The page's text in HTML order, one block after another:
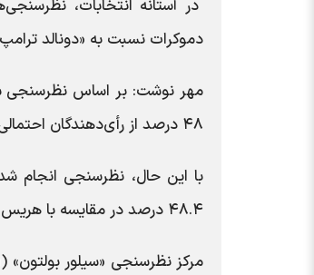
در آستانه انتخابات،
دموکرات نسبت به «دونالد
۴۸ درصد از رأی‌دهندگان احتمالی از او حمایت می‌کنند، در حالی که آمار حمایت از ترامپ ۴۶.۸ درصد را نشان می‌دهد.
۴۸.۴ درصد در مقایسه با هریس ۴۸.۱، اندکی جلوتر است که به او ۰.۳ برتری می‌دهد.